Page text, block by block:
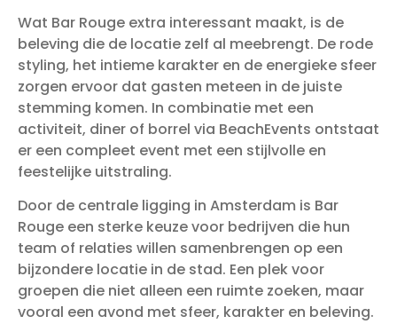
Wat Bar Rouge extra interessant maakt, is de
beleving die de locatie zelf al meebrengt. De rode
styling, het intieme karakter en de energieke sfeer
zorgen ervoor dat gasten meteen in de juiste
stemming komen. In combinatie met een
activiteit, diner of borrel via BeachEvents ontstaat
er een compleet event met een stijlvolle en
feestelijke uitstraling.
Door de centrale ligging in Amsterdam is Bar
Rouge een sterke keuze voor bedrijven die hun
team of relaties willen samenbrengen op een
bijzondere locatie in de stad. Een plek voor
groepen die niet alleen een ruimte zoeken, maar
vooral een avond met sfeer, karakter en beleving.